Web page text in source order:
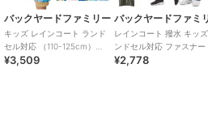
【注意点】
※この製品は、通気性の無い防水素材を
よる発汗でムレることがあります。
※商品画像はイメージです。実際の商品
バックヤードファミリー
キッズ レインコート ランド
セル対応 （110-125cm）
RACO1N
¥3,509
バックヤードファミ
レインコート 撥水 キッ
ンドセル対応 ファスナー
販 OUTDOOR PRODUCTS
¥2,778